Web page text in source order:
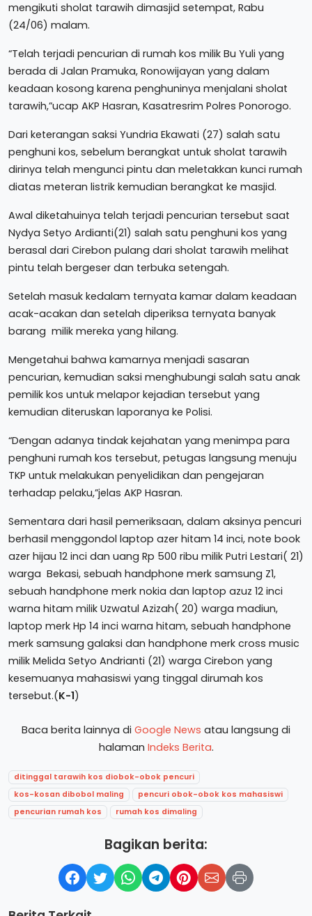
mengikuti sholat tarawih dimasjid setempat, Rabu
(24/06) malam.
“Telah terjadi pencurian di rumah kos milik Bu Yuli yang
berada di Jalan Pramuka, Ronowijayan yang dalam
keadaan kosong karena penghuninya menjalani sholat
tarawih,”ucap AKP Hasran, Kasatresrim Polres Ponorogo.
Dari keterangan saksi Yundria Ekawati (27) salah satu
penghuni kos, sebelum berangkat untuk sholat tarawih
dirinya telah mengunci pintu dan meletakkan kunci rumah
diatas meteran listrik kemudian berangkat ke masjid.
Awal diketahuinya telah terjadi pencurian tersebut saat
Nydya Setyo Ardianti(21) salah satu penghuni kos yang
berasal dari Cirebon pulang dari sholat tarawih melihat
pintu telah bergeser dan terbuka setengah.
Setelah masuk kedalam ternyata kamar dalam keadaan
acak-acakan dan setelah diperiksa ternyata banyak
barang milik mereka yang hilang.
Mengetahui bahwa kamarnya menjadi sasaran
pencurian, kemudian saksi menghubungi salah satu anak
pemilik kos untuk melapor kejadian tersebut yang
kemudian diteruskan laporanya ke Polisi.
“Dengan adanya tindak kejahatan yang menimpa para
penghuni rumah kos tersebut, petugas langsung menuju
TKP untuk melakukan penyelidikan dan pengejaran
terhadap pelaku,”jelas AKP Hasran.
Sementara dari hasil pemeriksaan, dalam aksinya pencuri
berhasil menggondol laptop azer hitam 14 inci, note book
azer hijau 12 inci dan uang Rp 500 ribu milik Putri Lestari( 21)
warga Bekasi, sebuah handphone merk samsung Z1,
sebuah handphone merk nokia dan laptop azuz 12 inci
warna hitam milik Uzwatul Azizah( 20) warga madiun,
laptop merk Hp 14 inci warna hitam, sebuah handphone
merk samsung galaksi dan handphone merk cross music
milik Melida Setyo Andrianti (21) warga Cirebon yang
kesemuanya mahasiswi yang tinggal dirumah kos
tersebut.(K-1)
Baca berita lainnya di Google News atau langsung di
halaman Indeks Berita.
ditinggal tarawih kos diobok-obok pencuri
kos-kosan dibobol maling
pencuri obok-obok kos mahasiswi
pencurian rumah kos
rumah kos dimaling
Bagikan berita: